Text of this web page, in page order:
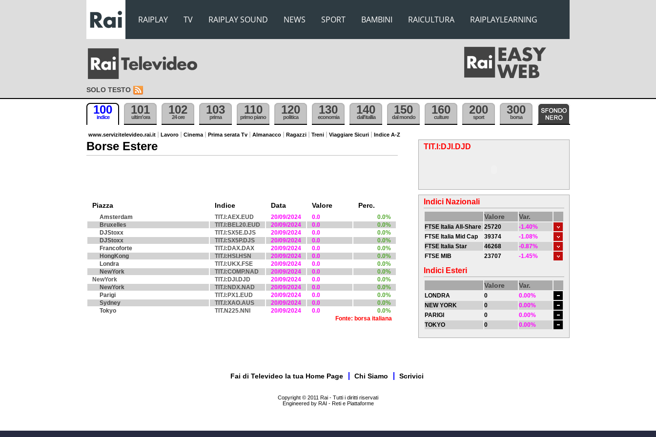
RAIPLAY TV RAIPLAY SOUND NEWS SPORT BAMBINI RAICULTURA RAIPLAYLEARNING
SOLO TESTO
100
indice
101
ultim'ora
102
24 ore
103
prima
110
primo piano
120
politica
130
economia
140
dall'itallia
150
dal mondo
160
culture
200
sport
300
borsa
www.servizitelevideo.rai.it Lavoro Cinema Prima serata Tv Almanacco Ragazzi Treni Viaggiare Sicuri Indice A-Z
Borse Estere
Piazza Indice Data Valore Perc.
Amsterdam TIT.I:AEX.EUD 20/09/2024 0.0
0.0%
Bruxelles
TIT.I:BEL20.EUD 20/09/2024 0.0
0.0%
DJStoxx
TIT.I:SX5E.DJS 20/09/2024 0.0
0.0%
DJStoxx
TIT.I:SX5P.DJS 20/09/2024 0.0
0.0%
Francoforte
TIT.I:DAX.DAX 20/09/2024 0.0
0.0%
HongKong
TIT.I:HSI.HSN 20/09/2024 0.0
0.0%
Londra
TIT.I:UKX.FSE 20/09/2024 0.0
0.0%
NewYork
TIT.I:COMP.NAD 20/09/2024 0.0
0.0%
NewYork
TIT.I:DJI.DJD 20/09/2024 0.0
0.0%
NewYork
TIT.I:NDX.NAD 20/09/2024 0.0
0.0%
Parigi
TIT.I:PX1.EUD 20/09/2024 0.0
0.0%
Sydney
TIT.I:XAO.AUS 20/09/2024 0.0
0.0%
Tokyo
TIT.N225.NNI 20/09/2024 0.0
0.0%
Fonte: borsa italiana
TIT.I:DJI.DJD
Indici Nazionali
Valore Var.
FTSE Italia All-Share 25720
-1.40%
FTSE Italia Mid Cap
39374
-1.08%
FTSE Italia Star
46268
-0.87%
FTSE MIB
23707 -1.45%
Indici Esteri
Valore Var.
LONDRA 0
0.00%
NEW YORK
0
0.00%
PARIGI
0
0.00%
TOKYO
0 0.00%
Fai di Televideo la tua Home Page Chi Siamo Scrivici
Copyright © 2011 Rai - Tutti i diritti riservati
Engineered by RAI - Reti e Piattaforme